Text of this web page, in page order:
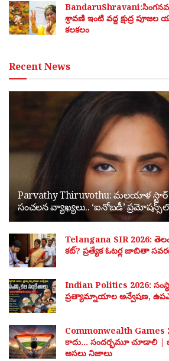
శ్రావణి ఇంటి వద్ద క్షుద్ర
కలకలం
Recent News
Parvathy Thiruvothu: మలయాళ
సంచలన వ్యాఖ్యలు.. ‘ఐనోబడీ’
Telangana SIR 2026:
కట్? ప్రత్యేక ఓటర్ల జాబితా
Indian Politics 2026:
ప్రత్యామ్నాయాల అన్వేషణ,
Commonwealth Games
కాదు… సందర్భమూ చూడాలి |
అసలు నిజాలు